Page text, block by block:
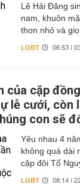
Lê Hải Đăng
nam, khuôn
thon nhỏ và
LGBT 06:53 |
của cặp
lễ cưới, còn
con sẽ
Yêu nhau 4
không quá dài
cặp đôi Tố
LGBT 08:14 |